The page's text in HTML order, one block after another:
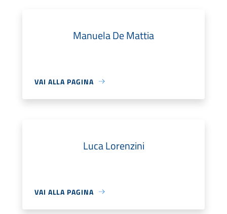
Manuela De Mattia
VAI ALLA PAGINA
Luca Lorenzini
VAI ALLA PAGINA